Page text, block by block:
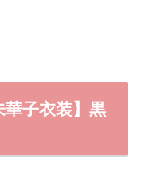
子衣装】黒